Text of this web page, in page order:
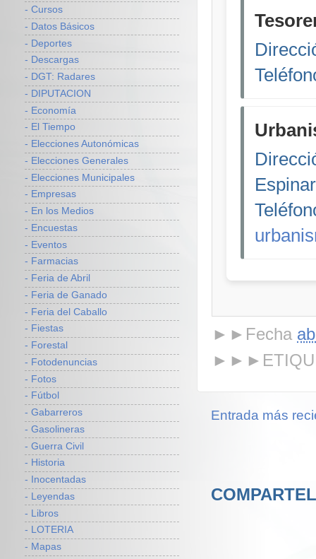
Espinar
►►Fecha
Entrada más
- Cursos
- Datos Básicos
- Deportes
- Descargas
- DGT: Radares
- DIPUTACION
- Economía
- El Tiempo
- Elecciones Autonómicas
- Elecciones Generales
- Elecciones Municipales
- Empresas
- En los Medios
- Encuestas
- Eventos
- Farmacias
- Feria de Abril
- Feria de Ganado
- Feria del Caballo
- Fiestas
- Forestal
- Fotodenuncias
- Fotos
- Fútbol
- Gabarreros
- Gasolineras
- Guerra Civil
- Historia
- Inocentadas
- Leyendas
- Libros
- LOTERIA
- Mapas